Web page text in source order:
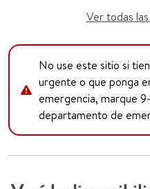
Ver todas
No use este sitio si
urgente o que ponga
emergencia, marque
departamento de